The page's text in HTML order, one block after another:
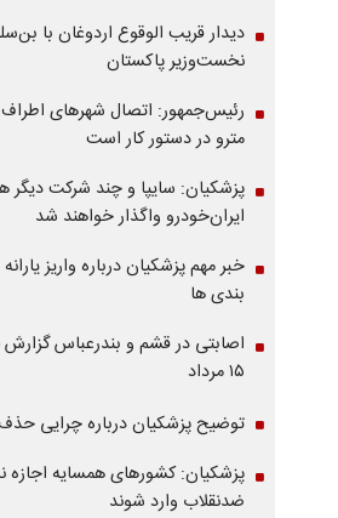
دیدار قریب الوقوع اردوغان با
نخست‌وزیر پاکستان
رئیس‌جمهور: اتصال شهرهای اطراف
مترو در دستور کار است
پزشکیان: سایپا و چند شرکت دیگر
ایران‌خودرو واگذار خواهند شد
خبر مهم پزشکیان درباره واریز
بندی ها
اصابتی در قشم و بندرعباس
۱۵ مرداد
توضیح پزشکیان درباره چرایی
پزشکیان: کشورهای همسایه اجازه
ضدنقلاب وارد شوند